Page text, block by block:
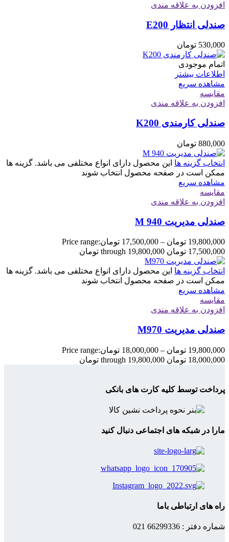
افزودن به علاقه مندی
صندلی انتظار E200
530,000 تومان
اتمام موجودی
اطلاعات بیشتر
مشاهده سریع
مقایسه
افزودن به علاقه مندی
صندلی کارمندی K200
880,000 تومان
انتخاب گزینه ها این محصول دارای انواع مختلفی می باشد. گزینه ها
ممکن است در صفحه محصول انتخاب شوند
مشاهده سریع
مقایسه
افزودن به علاقه مندی
صندلی مدیریت M 940
19,800,000 تومان –
17,500,000 تومانPrice range:
17,500,000 تومان through 19,800,000 تومان
انتخاب گزینه ها این محصول دارای انواع مختلفی می باشد. گزینه ها
ممکن است در صفحه محصول انتخاب شوند
مشاهده سریع
مقایسه
افزودن به علاقه مندی
صندلی مدیریت M970
19,800,000 تومان –
18,000,000 تومانPrice range:
18,000,000 تومان through 19,800,000 تومان
پرداخت توسط کلیه کارت های بانکی
مارا در شبکه های اجتماعی دنبال کنید
راه های ارتباطی باما
شماره دفتر : 66299336 021